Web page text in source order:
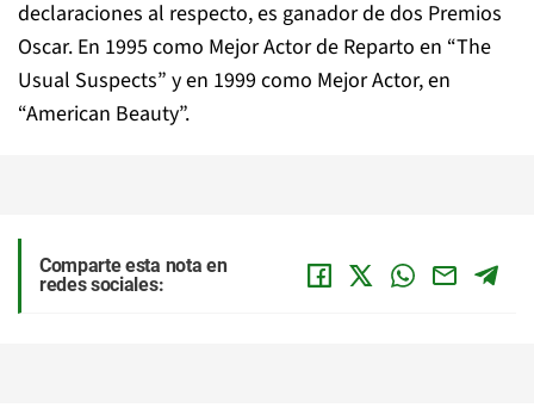
declaraciones al respecto, es ganador de dos Premios
Oscar. En 1995 como Mejor Actor de Reparto en “The
Usual Suspects” y en 1999 como Mejor Actor, en
“American Beauty”.
Comparte esta nota en
redes sociales: